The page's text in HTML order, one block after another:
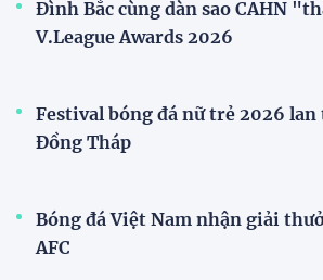
ĐKVĐ Cúp Quốc gia chiêu mộ
Nam
Đội tuyển Việt Nam